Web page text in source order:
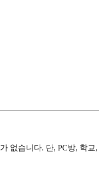
없습니다. 단, PC방, 학교